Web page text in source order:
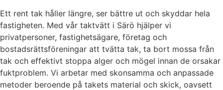
Ett rent tak håller längre, ser bättre ut och skyddar hela
fastigheten. Med vår taktvätt i Särö hjälper vi
privatpersoner, fastighetsägare, företag och
bostadsrättsföreningar att tvätta tak, ta bort mossa från
tak och effektivt stoppa alger och mögel innan de orsakar
fuktproblem. Vi arbetar med skonsamma och anpassade
metoder beroende på takets material och skick, oavsett